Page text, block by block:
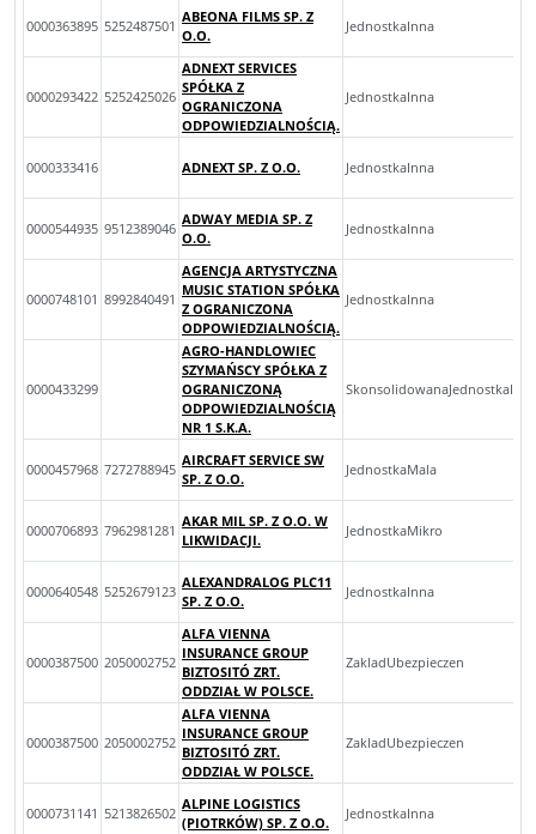
0000363895 5252487501
ABEONA FILMS SP. Z
O.O.
JednostkaInna
0000293422 5252425026
ADNEXT SERVICES
SPÓŁKA Z
OGRANICZONA
ODPOWIEDZIALNOŚCIĄ.
JednostkaInna
0000333416 ADNEXT SP. Z O.O. JednostkaInna
0000544935 9512389046
ADWAY MEDIA SP. Z
O.O.
JednostkaInna
0000748101 8992840491
AGENCJA ARTYSTYCZNA
MUSIC STATION SPÓŁKA
Z OGRANICZONA
ODPOWIEDZIALNOŚCIĄ.
JednostkaInna
0000433299
AGRO-HANDLOWIEC
SZYMAŃSCY SPÓŁKA Z
OGRANICZONĄ
ODPOWIEDZIALNOŚCIĄ
NR 1 S.K.A.
0000457968 7272788945
AIRCRAFT SERVICE SW
SP. Z O.O.
JednostkaMala
0000706893 7962981281
AKAR MIL SP. Z O.O. W
LIKWIDACJI.
JednostkaMikro
0000640548 5252679123
ALEXANDRALOG PLC11
SP. Z O.O.
JednostkaInna
0000387500 2050002752
ALFA VIENNA
INSURANCE GROUP
BIZTOSITÓ ZRT.
ODDZIAŁ W POLSCE.
ZakladUbezpieczen
0000387500 2050002752
ALFA VIENNA
INSURANCE GROUP
BIZTOSITÓ ZRT.
ODDZIAŁ W POLSCE.
ZakladUbezpieczen
0000731141 5213826502
ALPINE LOGISTICS
(PIOTRKÓW) SP. Z O.O.
JednostkaInna